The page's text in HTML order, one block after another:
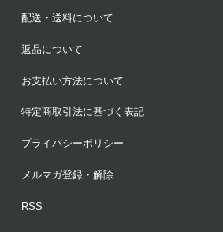
配送・送料について
返品について
お支払い方法について
特定商取引法に基づく表記
プライバシーポリシー
メルマガ登録・解除
RSS